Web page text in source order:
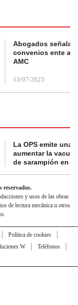
Abogados
convenios ente
AMC
13/07/2023
La OPS emite una
aumentar la
de sarampión en
reservados.
y usos de las obras
de lectura mecánica u otros
Política de cookies
W
Teléfonos